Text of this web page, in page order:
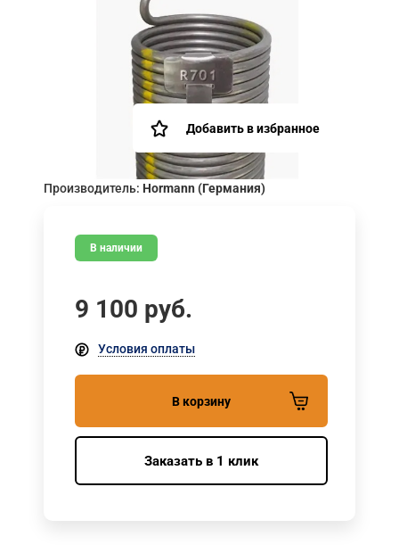
Добавить в избранное
Производитель: Hormann (Германия)
В наличии
9 100 руб.
Условия оплаты
В корзину
Заказать в 1 клик